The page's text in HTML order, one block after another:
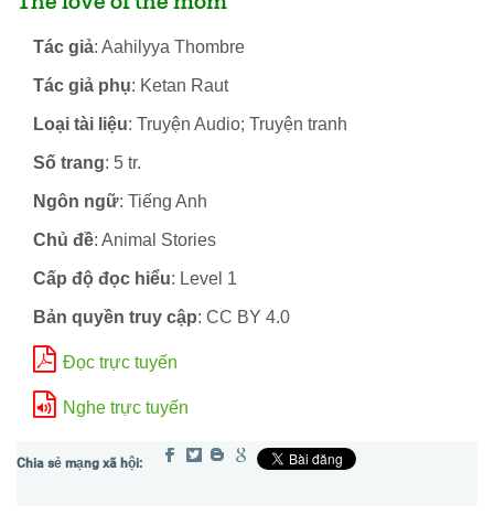
Tác giả: Aahilyya Thombre
Tác giả phụ: Ketan Raut
Loại tài liệu: Truyện Audio; Truyện tranh
Số trang: 5 tr.
Ngôn ngữ: Tiếng Anh
Chủ đề: Animal Stories
Cấp độ đọc hiểu: Level 1
Bản quyền truy cập: CC BY 4.0
Đọc trực tuyến
Nghe trực tuyến